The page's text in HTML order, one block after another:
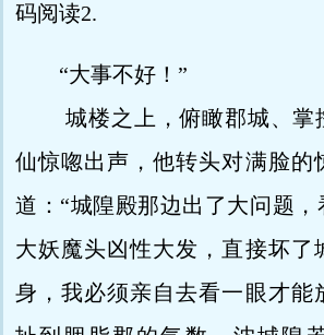
码阅读2.
“大事不好！”
城楼之上，俯瞰郡城、掌
仙惊唿出声，他转头对满脸的
道：“城隍殿那边出了大问题
大妖魔头凶性大发，直接坏了
身，我必须亲自去看一眼才能